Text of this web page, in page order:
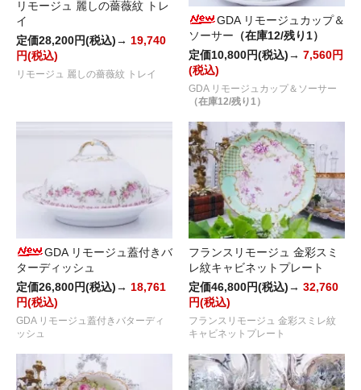
リモージュ 麗しの薔薇紋 トレ
イ
定価28,200円(税込)→ 19,740
円(税込)
リモージュ 麗しの薔薇紋 トレイ
GDA リモージュカップ＆
ソーサー （在庫12/残り1）
定価10,800円(税込)→ 7,560円
(税込)
GDA リモージュカップ＆ソーサー
（在庫12/残り1）
GDA リモージュ蓋付きバ
ターディッシュ
定価26,800円(税込)→ 18,761
円(税込)
GDA リモージュ蓋付きバターディ
ッシュ
フランスリモージュ 金彩スミ
レ紋キャビネットプレート
定価46,800円(税込)→ 32,760
円(税込)
フランスリモージュ 金彩スミレ紋
キャビネットプレート